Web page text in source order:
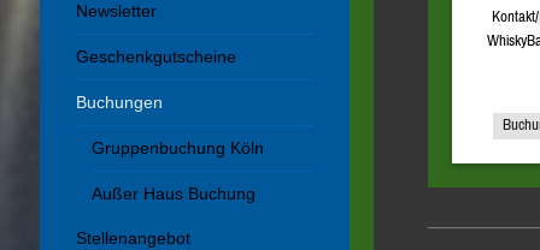
Newsletter
Geschenkgutscheine
Buchungen
Gruppenbuchung Köln
Außer Haus Buchung
Stellenangebot